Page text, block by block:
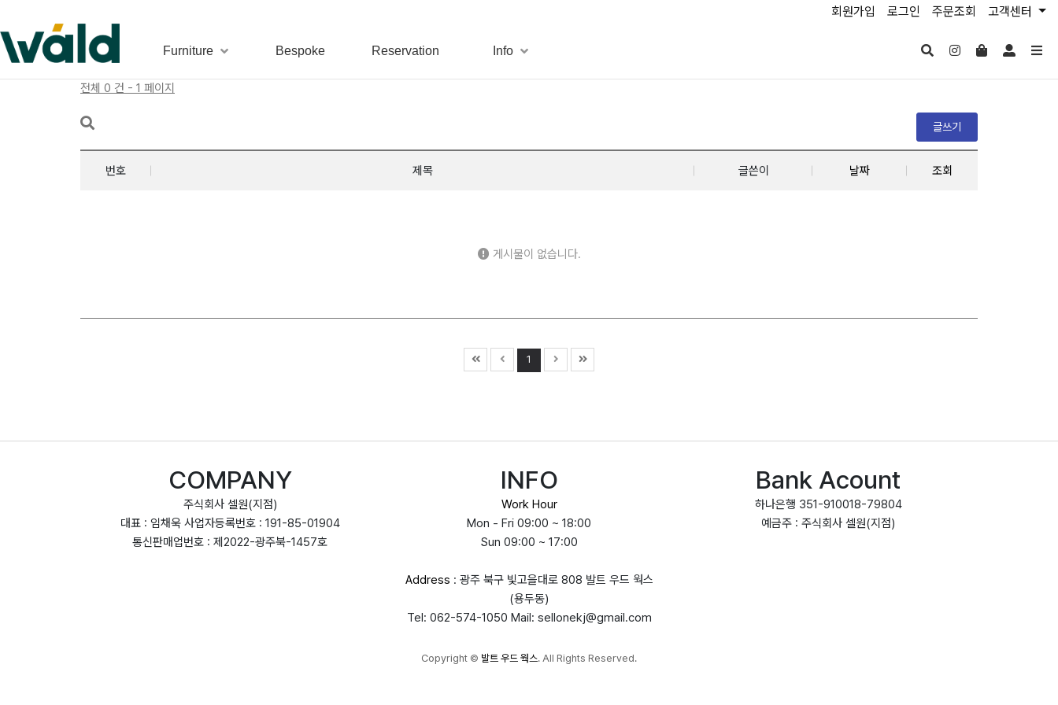
회원가입 로그인 주문조회 고객센터
Furniture Bespoke Reservation Info
전체 0 건 - 1 페이지
글쓰기
번호 제목 글쓴이 날짜 조회
게시물이 없습니다.
1
COMPANY
주식회사 셀원(지점)
대표 : 임채욱 사업자등록번호 : 191-85-01904
통신판매업번호 : 제2022-광주북-1457호
INFO
Work Hour
Mon - Fri 09:00 ~ 18:00
Sun 09:00 ~ 17:00
Address : 광주 북구 빛고을대로 808 발트 우드 웍스
(용두동)
Tel: 062-574-1050 Mail: sellonekj@gmail.com
Bank Acount
하나은행 351-910018-79804
예금주 : 주식회사 셀원(지점)
Copyright © 발트 우드 웍스. All Rights Reserved.